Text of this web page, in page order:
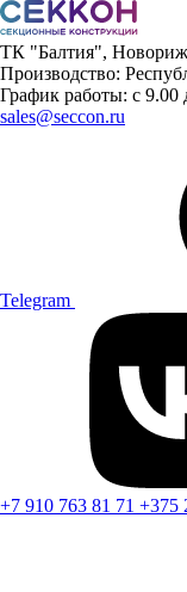
ТК "Балтия",
Производство:
График работы: с 9.00
sales@seccon.ru
Telegram
+7 910 763 81 71 +375